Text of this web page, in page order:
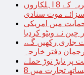
جاسوسی کا الزام ثابت، قطر نے بھارتی بحریہ کے 8 اہلکاروں
موت سنادی
میں امریکی
نے ویٹو کردیا
جاری رکھیں گے،
دفتر خارجہ
تابڑ توڑ حملے
پاکستان کی چین سمیت مختلف ممالک کیساتھ تجارت میں 8